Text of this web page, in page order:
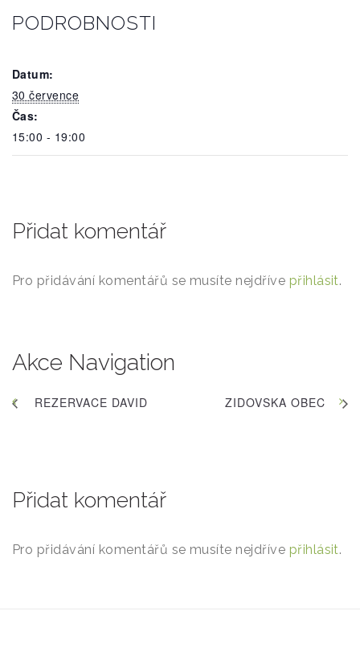
PODROBNOSTI
Datum:
30 července
Čas:
15:00 - 19:00
Přidat komentář
Pro přidávání komentářů se musíte nejdříve přihlásit.
Akce Navigation
REZERVACE DAVID ZIDOVSKA OBEC
Přidat komentář
Pro přidávání komentářů se musíte nejdříve přihlásit.